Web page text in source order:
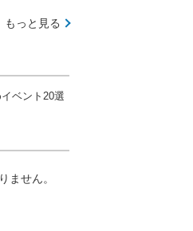
もっと見る
ベント20選
ません。